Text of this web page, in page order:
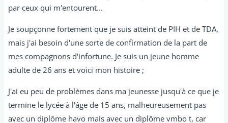
par ceux qui m'entourent...
Je soupçonne fortement que je suis atteint de PIH et de TDA,
mais j'ai besoin d'une sorte de confirmation de la part de
mes compagnons d'infortune. Je suis un jeune homme
adulte de 26 ans et voici mon histoire ;
J'ai eu peu de problèmes dans ma jeunesse jusqu'à ce que je
termine le lycée à l'âge de 15 ans, malheureusement pas
avec un diplôme havo mais avec un diplôme vmbo t, car